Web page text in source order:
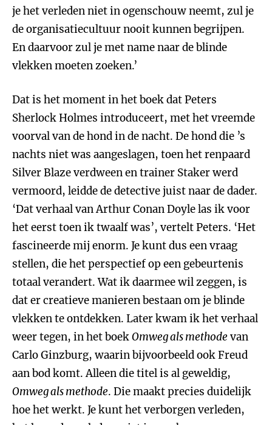
je het verleden niet in ogenschouw neemt, zul je
de organisatiecultuur nooit kunnen begrijpen.
En daarvoor zul je met name naar de blinde
vlekken moeten zoeken.’
Dat is het moment in het boek dat Peters
Sherlock Holmes introduceert, met het vreemde
voorval van de hond in de nacht. De hond die ’s
nachts niet was aangeslagen, toen het renpaard
Silver Blaze verdween en trainer Staker werd
vermoord, leidde de detective juist naar de dader.
‘Dat verhaal van Arthur Conan Doyle las ik voor
het eerst toen ik twaalf was’, vertelt Peters. ‘Het
fascineerde mij enorm. Je kunt dus een vraag
stellen, die het perspectief op een gebeurtenis
totaal verandert. Wat ik daarmee wil zeggen, is
dat er creatieve manieren bestaan om je blinde
vlekken te ontdekken. Later kwam ik het verhaal
weer tegen, in het boekOmweg als methode van
Carlo Ginzburg, waarin bijvoorbeeld ook Freud
aan bod komt. Alleen die titel is al geweldig,
Omweg als methode. Die maakt precies duidelijk
hoe het werkt. Je kunt het verborgen verleden,